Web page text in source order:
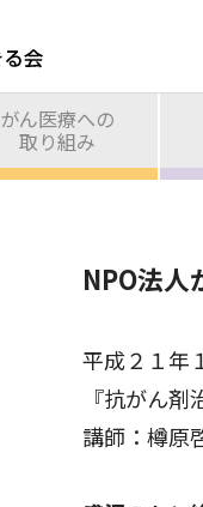
がん医療への
取り組み
NPO法人
平成２１年
『抗がん剤
講師：樽原